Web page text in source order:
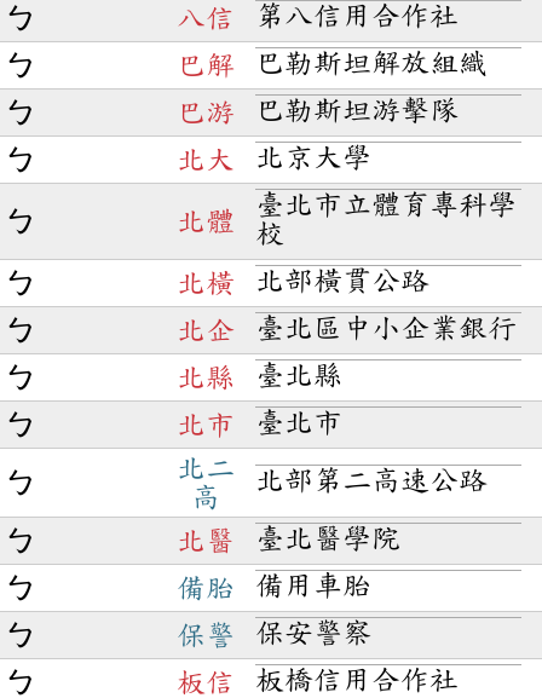
ㄅ 八信
第八信用合作社
ㄅ
巴解
巴勒斯坦解放組織
ㄅ
巴游
巴勒斯坦游擊隊
ㄅ
北大 北京大學
ㄅ 北體
臺北市立體育專科學
校
ㄅ
北橫
北部橫貫公路
ㄅ
北企
臺北區中小企業銀行
ㄅ
北縣
臺北縣
ㄅ
北市 臺北市
ㄅ
北二
高
北部第二高速公路
ㄅ 北醫
臺北醫學院
ㄅ
備胎
備用車胎
ㄅ
保警
保安警察
ㄅ
板信
板橋信用合作社